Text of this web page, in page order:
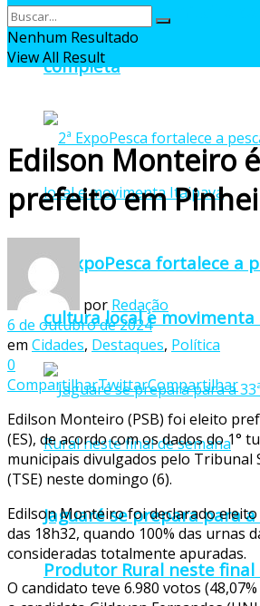
oficial da 27ª Pomitafro
completa
2ª ExpoPesca fortalece a
cultura local e movimenta
Jaguaré se prepara para a
Produtor Rural neste final
Nenhum Resultado
View All Result
Edilson Monteiro
prefeito em
por Redação
6 de outubro de 2024
em Cidades, Destaques, Política
0
CompartilharTwittarCompartilhar
Edilson Monteiro (PSB) foi eleito
(ES), de acordo com os dados do 1°
municipais divulgados pelo Tribunal
(TSE) neste domingo (6).
Edilson Monteiro foi declarado
das 18h32, quando 100% das urnas
consideradas totalmente apuradas.
O candidato teve 6.980 votos